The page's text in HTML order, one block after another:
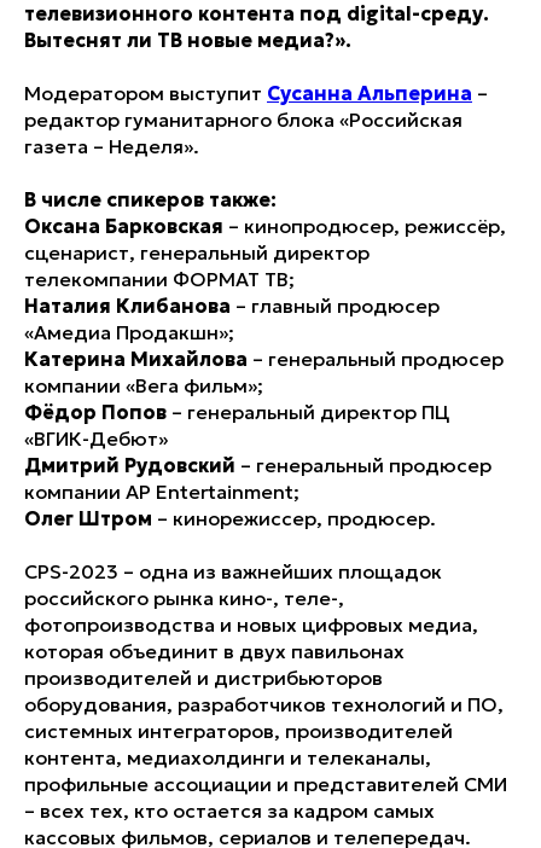
телевизионного контента под digital-среду.
Вытеснят ли ТВ новые медиа?».
Модератором выступит Сусанна Альперина –
редактор гуманитарного блока «Российская
газета – Неделя».
В числе спикеров также:
Оксана Барковская – кинопродюсер, режиссёр,
сценарист, генеральный директор
телекомпании ФОРМАТ ТВ;
Наталия Клибанова – главный продюсер
«Амедиа Продакшн»;
Катерина Михайлова – генеральный продюсер
компании «Вега фильм»;
Фёдор Попов – генеральный директор ПЦ
«ВГИК-Дебют»
Дмитрий Рудовский – генеральный продюсер
компании AP Entertainment;
Олег Штром – кинорежиссер, продюсер.
CPS-2023 – одна из важнейших площадок
российского рынка кино-, теле-,
фотопроизводства и новых цифровых медиа,
которая объединит в двух павильонах
производителей и дистрибьюторов
оборудования, разработчиков технологий и ПО,
системных интеграторов, производителей
контента, медиахолдинги и телеканалы,
профильные ассоциации и представителей СМИ
– всех тех, кто остается за кадром самых
кассовых фильмов, сериалов и телепередач.